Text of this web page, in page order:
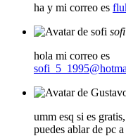
ha y mi correo es
sofi
hola mi correo es
umm esq si es
puedes ablar de pc